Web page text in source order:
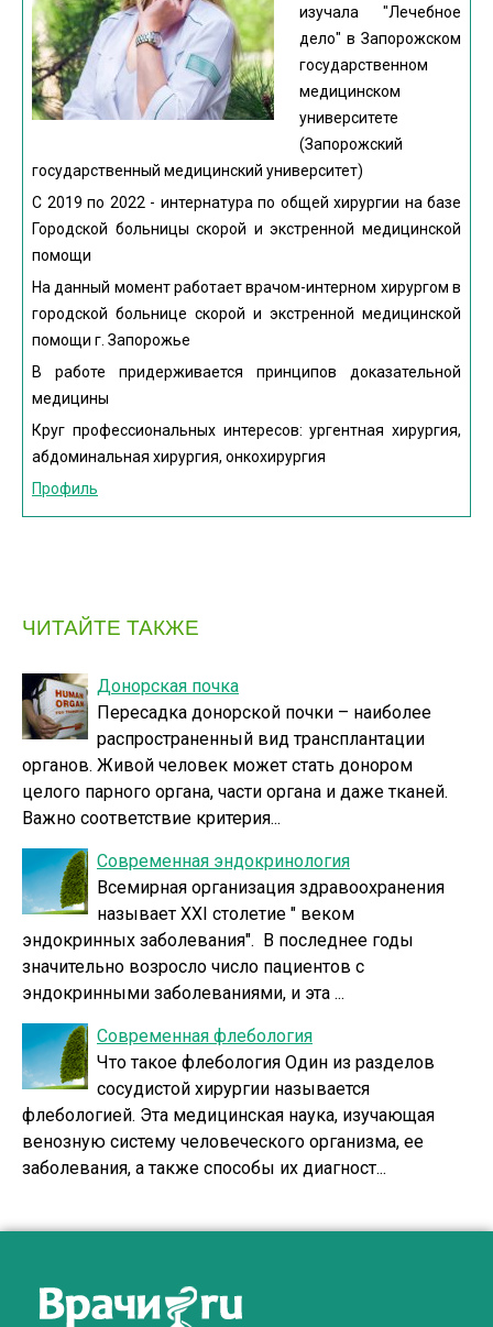
изучала "Лечебное
дело" в Запорожском
государственном
медицинском
университете
(Запорожский
государственный медицинский университет)
С 2019 по 2022 - интернатура по общей хирургии на базе
Городской больницы скорой и экстренной медицинской
помощи
На данный момент работает врачом-интерном хирургом в
городской больнице скорой и экстренной медицинской
помощи г. Запорожье
В работе придерживается принципов доказательной
медицины
Круг профессиональных интересов: ургентная хирургия,
абдоминальная хирургия, онкохирургия
Профиль
ЧИТАЙТЕ ТАКЖЕ
Донорская почка
Пересадка донорской почки – наиболее
распространенный вид трансплантации
органов. Живой человек может стать донором
целого парного органа, части органа и даже тканей.
Важно соответствие критерия...
Современная эндокринология
Всемирная организация здравоохранения
называет ХХI столетие " веком
эндокринных заболевания". В последнее годы
значительно возросло число пациентов с
эндокринными заболеваниями, и эта ...
Современная флебология
Что такое флебология Один из разделов
сосудистой хирургии называется
флебологией. Эта медицинская наука, изучающая
венозную систему человеческого организма, ее
заболевания, а также способы их диагност...